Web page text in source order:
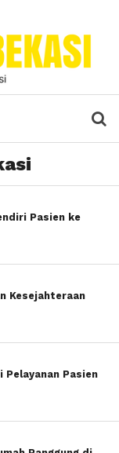
Pasien ke
Kesejahteraan
Pasien